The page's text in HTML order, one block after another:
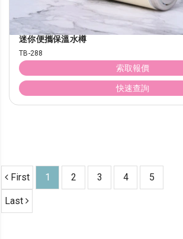
迷你便攜保溫水樽
TB-288
索取報價
快速查詢
First 1 2 3 4 5
Last